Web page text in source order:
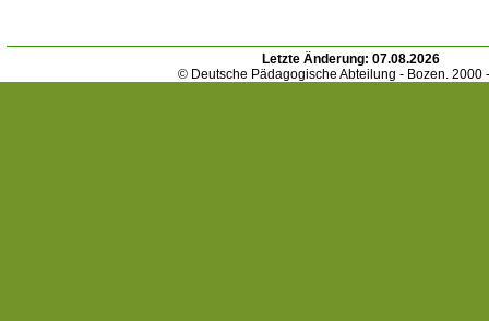
Letzte Änderung: 07.08.2026
© Deutsche Pädagogische Abteilung - Bozen. 2000